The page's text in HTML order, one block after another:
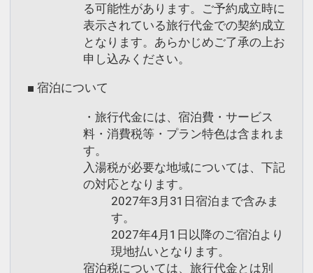
る可能性があります。ご予約成立時に
表示されている旅行代金での契約成立
となります。あらかじめご了承の上お
申し込みください。
■ 宿泊について
・旅行代金には、宿泊費・サービス
料・消費税等・プラン特色は含まれま
す。
入湯税が必要な地域については、下記
の対応となります。
2027年3月31日宿泊まで含みま
す。
2027年4月1日以降のご宿泊より
現地払いとなります。
宿泊税については、旅行代金とは別